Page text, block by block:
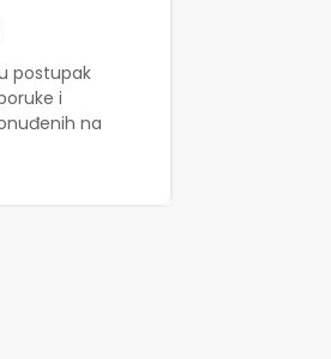
postupak
i
na